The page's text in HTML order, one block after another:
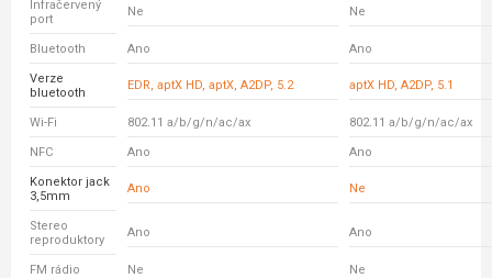
Infračervený
port
Ne Ne
Bluetooth Ano Ano
Verze
bluetooth
EDR, aptX HD, aptX, A2DP, 5.2 aptX HD, A2DP, 5.1
Wi-Fi 802.11 a/b/g/n/ac/ax 802.11 a/b/g/n/ac/ax
NFC Ano Ano
Konektor jack
3,5mm
Ano Ne
Stereo
reproduktory
Ano Ano
FM rádio Ne Ne